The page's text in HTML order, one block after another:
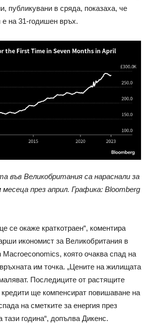
публикувани в сряда, показаха, че
на 31-годишен връх.
във Великобритания са нараснали за
през април. Графика: Bloomberg
се окаже краткотраен“, коментира
икономист за Великобритания в
Macroeconomics, която очаква спад на
им точка. „Цените на жилищата
Последиците от растящите
кредити ще компенсират повишаване на
на сметките за енергия през
тази година“, допълва Дикенс.